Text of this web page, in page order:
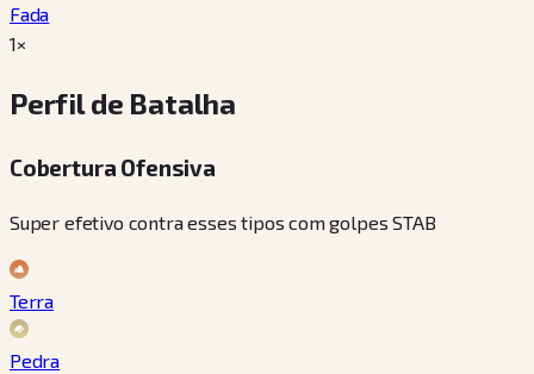
Fada
1×
Perfil de Batalha
Cobertura Ofensiva
Super efetivo contra esses tipos com golpes STAB
Terra
Pedra